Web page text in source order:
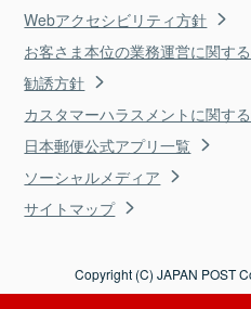
Webアクセシビリティ方針
お客さま本位の業務運営に関す
勧誘方針
カスタマーハラスメントに関す
日本郵便公式アプリ一覧
ソーシャルメディア
サイトマップ
Copyright (C) JAPAN POST